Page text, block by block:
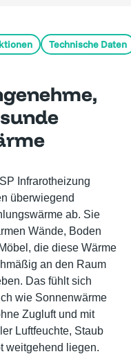
Technische Daten
Infrarotheizung
überwiegend
ab. Sie
Wände, Boden
die diese Wärme
an den Raum
Das fühlt sich
wie Sonnenwärme
Zugluft und mit
Luftfeuchte, Staub
weitgehend liegen.